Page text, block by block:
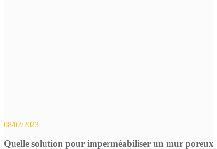
08/02/2023
Quelle solution pour imperméabiliser un mur poreux